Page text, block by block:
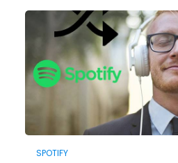
SPOTIFY